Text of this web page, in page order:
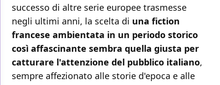
successo di altre serie europee trasmesse
negli ultimi anni, la scelta di una fiction
francese ambientata in un periodo storico
così affascinante sembra quella giusta per
catturare l'attenzione del pubblico italiano,
sempre affezionato alle storie d'epoca e alle